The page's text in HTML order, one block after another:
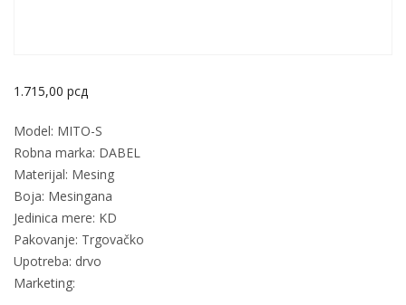
1.715,00 рсд
Model: MITO-S
Robna marka: DABEL
Materijal: Mesing
Boja: Mesingana
Jedinica mere: KD
Pakovanje: Trgovačko
Upotreba: drvo
Marketing: